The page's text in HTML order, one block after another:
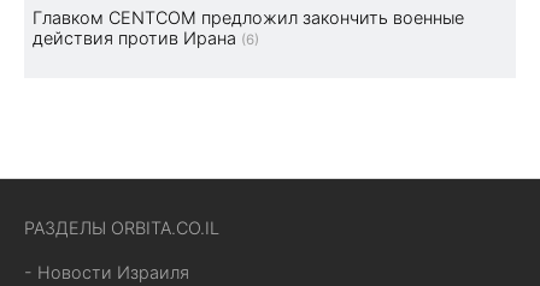
Главком CENTCOM предложил закончить военные
действия против Ирана (6)
РАЗДЕЛЫ ORBITA.CO.IL
- Новости Израиля